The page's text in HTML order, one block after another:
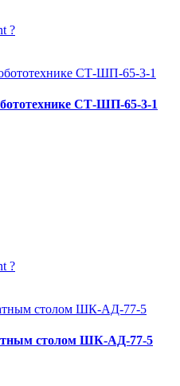
?
СТ-ШП-65-3-1
?
столом ШК-АД-77-5